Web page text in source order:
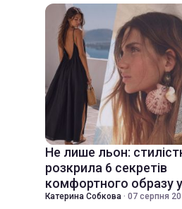
Не лише льон:
розкрила 6 секретів
комфортного образу
Катерина Собкова · 07 серпня